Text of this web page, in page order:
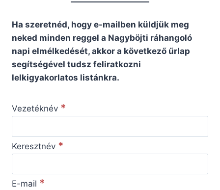
Ha szeretnéd, hogy e-mailben küldjük meg
neked minden reggel a Nagyböjti ráhangoló
napi elmélkedését, akkor a következő űrlap
segítségével tudsz feliratkozni
lelkigyakorlatos listánkra.
Vezetéknév *
Keresztnév *
E-mail *